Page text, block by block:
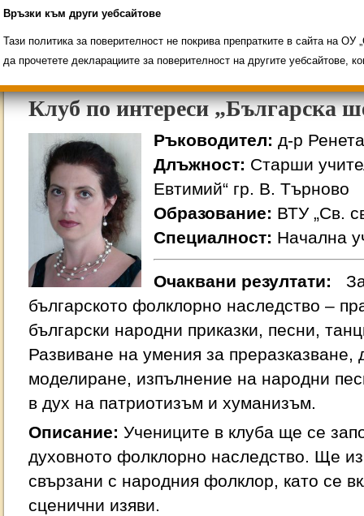
Свободни места за ученици
ИНОВАЦИЯ 2026
Олимпиади 2025/2026
Клуб по интереси „Българска
Ръководител: д-р
Длъжност: Старши
Евтимий“ гр. В. Търново
Образование: ВТУ „Св.
Специалност: Начална
Очаквани резултати:
българското фолклорно наследство –
български народни приказки, песни,
Развиване на умения за преразказване,
моделиране, изпълнение на народни
в дух на патриотизъм и хуманизъм.
Описание: Учениците в клуба ще се
духовното фолклорно наследство. Ще
свързани с народния фолклор, като се
сценични изяви.
Връзки към други уебсайтове
Тази политика за поверителност не покрива препратките в сайта на
да прочетете декларациите за поверителност на другите уебсайтове,